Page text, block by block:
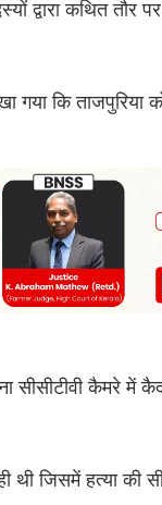
द्वारा कथित
कि ताजपुरिया
कैमरे में
थी जिसमें हत्या की